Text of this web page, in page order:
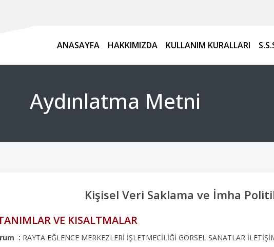
ANASAYFA HAKKIMIZDA KULLANIM KURALLARI
Aydınlatma Metni
Kişisel Veri Saklama ve İmha
VE KISALTMALAR
: RAYTA EĞLENCE MERKEZLERİ İŞLETMECİLİĞİ GÖRSEL SANATLAR